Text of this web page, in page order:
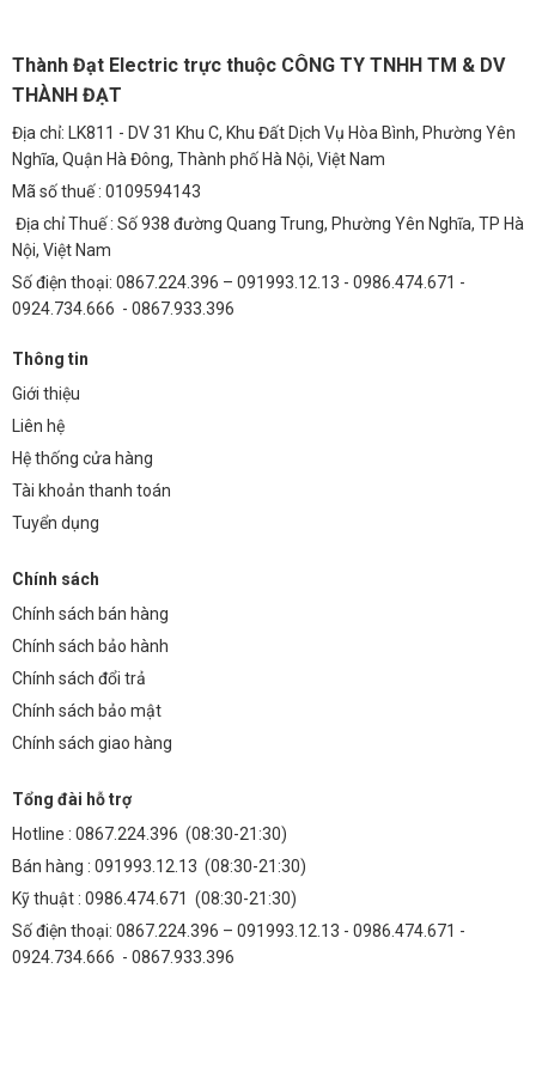
Thành Đạt Electric trực thuộc CÔNG TY TNHH TM & DV
THÀNH ĐẠT
Địa chỉ: LK811 - DV 31 Khu C, Khu Đất Dịch Vụ Hòa Bình, Phường Yên
Nghĩa, Quận Hà Đông, Thành phố Hà Nội, Việt Nam
Mã số thuế : 0109594143
Địa chỉ Thuế : Số 938 đường Quang Trung, Phường Yên Nghĩa, TP Hà
Nội, Việt Nam
Số điện thoại: 0867.224.396 – 091993.12.13 - 0986.474.671 -
0924.734.666 - 0867.933.396
Thông tin
Giới thiệu
Liên hệ
Hệ thống cửa hàng
Tài khoản thanh toán
Tuyển dụng
Chính sách
Chính sách bán hàng
Chính sách bảo hành
Chính sách đổi trả
Chính sách bảo mật
Chính sách giao hàng
Tổng đài hỗ trợ
Hotline : 0867.224.396 (08:30-21:30)
Bán hàng : 091993.12.13 (08:30-21:30)
Kỹ thuật : 0986.474.671 (08:30-21:30)
Số điện thoại: 0867.224.396 – 091993.12.13 - 0986.474.671 -
0924.734.666 - 0867.933.396